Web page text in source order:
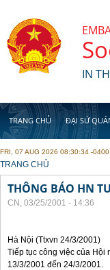
IN
TRANG CHỦ ĐẠI SỨ
FRI, 07 AUG 2026 08:30:34 -0400
YOU ARE HERE
TRANG CHỦ
THÔNG BÁO HN
CN, 03/25/2001 - 14:36
Hà Nội (Ttxvn 24/3/2001)
Tiếp tục công việc của Hội
13/3/2001 đến 24/3/2001.